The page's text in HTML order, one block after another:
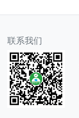
联系我们